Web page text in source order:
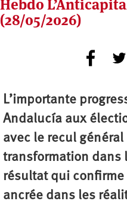
Hebdo
(28/05/2026)
L’importante
Andalucía aux
avec le recul
transformation dans
résultat qui
ancrée dans les